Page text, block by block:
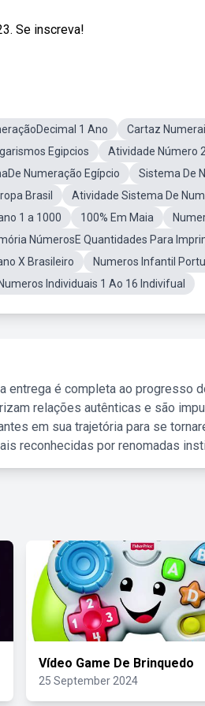
Se inscreva!
1 Ano Cartaz
Egipcios Atividade Número
Numeração Egípcio
Sistema De
Brasil
Atividade Sistema De
1 a 1000 100% Em Maia
NúmerosE Quantidades Para
X Brasileiro Numeros Infantil
Numeros Individuais 1 Ao 16 Indivifual
entrega é completa ao progresso
relações autênticas e são
em sua trajetória para se
reconhecidas por renomadas
Vídeo Game De Brinquedo
25 September 2024